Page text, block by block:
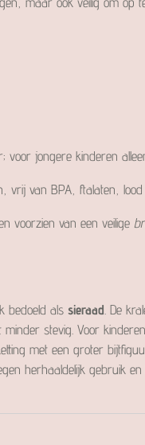
voor jongere kinderen
vrij van BPA, ftalaten, lood
voorzien van een veilige
bedoeld als sieraad . De
stevig. Voor
met een groter
herhaaldelijk gebruik en